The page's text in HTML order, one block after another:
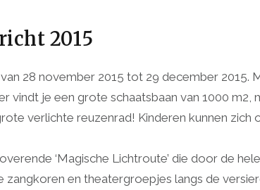
2015
28 november 2015 tot 29 december 2015.
vindt je een grote schaatsbaan van 1000 m2,
verlichte reuzenrad! Kinderen kunnen zich
‘Magische Lichtroute’ die door de
zangkoren en theatergroepjes langs de